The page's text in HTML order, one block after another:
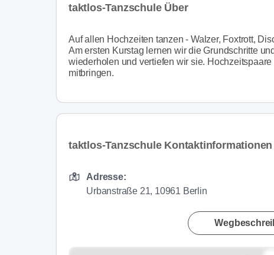
taktlos-Tanzschule Über
Auf allen Hochzeiten tanzen - Walzer, Foxtrott,
Am ersten Kurstag lernen wir die Grundschritte
wiederholen und vertiefen wir sie.
mitbringen.
taktlos-Tanzschule Kontaktinformationen
Adresse:
Urbanstraße 21, 10961 Berlin